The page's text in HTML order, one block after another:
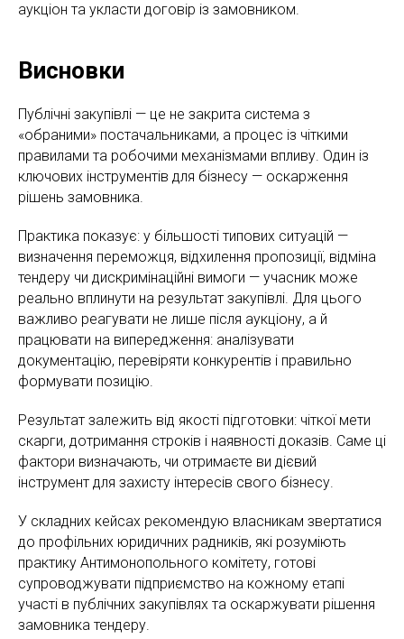
аукціон та укласти договір із замовником.
Висновки
Публічні закупівлі — це не закрита система з
«обраними» постачальниками, а процес із чіткими
правилами та робочими механізмами впливу. Один із
ключових інструментів для бізнесу — оскарження
рішень замовника.
Практика показує: у більшості типових ситуацій —
визначення переможця, відхилення пропозиції, відміна
тендеру чи дискримінаційні вимоги — учасник може
реально вплинути на результат закупівлі. Для цього
важливо реагувати не лише після аукціону, а й
працювати на випередження: аналізувати
документацію, перевіряти конкурентів і правильно
формувати позицію.
Результат залежить від якості підготовки: чіткої мети
скарги, дотримання строків і наявності доказів. Саме ці
фактори визначають, чи отримаєте ви дієвий
інструмент для захисту інтересів свого бізнесу.
У складних кейсах рекомендую власникам звертатися
до профільних юридичних радників, які розуміють
практику Антимонопольного комітету, готові
супроводжувати підприємство на кожному етапі
участі в публічних закупівлях та оскаржувати рішення
замовника тендеру.